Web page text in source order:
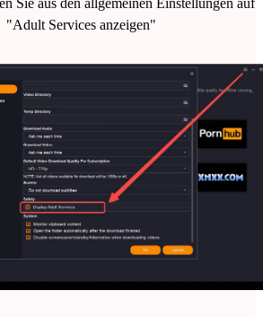
Sie aus den allgemeinen Einstellungen auf
"Adult Services anzeigen"